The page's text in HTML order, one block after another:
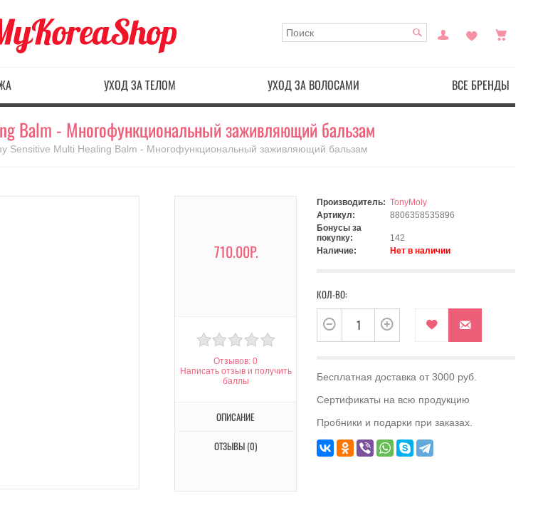
УХОД ЗА ТЕЛОМ УХОД ЗА ВОЛОСАМИ ВСЕ БРЕНДЫ
Balm - Многофункциональный заживляющий бальзам
Sensitive Multi Healing Balm - Многофункциональный заживляющий бальзам
710.00Р.
Отзывов: 0
Написать отзыв и получить
баллы
ОПИСАНИЕ
ОТЗЫВЫ (0)
Производитель: TonyMoly
Артикул:
8806358535896
Бонусы за
покупку:
142
Наличие:
Нет в наличии
КОЛ-ВО:
Бесплатная доставка от 3000 руб.
Сертификаты на всю продукцию
Пробники и подарки при заказах.